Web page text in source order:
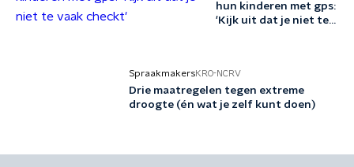
hun kinderen met gps:
'Kijk uit dat je niet te
SpraakmakersKRO-NCRV
Drie maatregelen tegen extreme
droogte (én wat je zelf kunt doen)